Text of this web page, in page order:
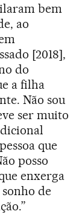
bem
ao
[2018],
do
a filha
Não sou
ser muito
que
posso
enxerga
sonho de